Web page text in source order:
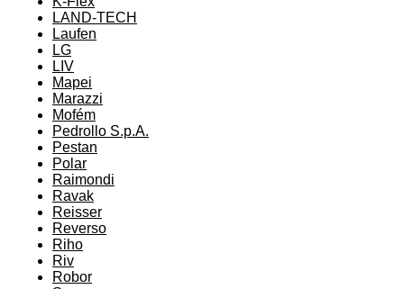
LAND-TECH
Laufen
LG
LIV
Mapei
Marazzi
Mofém
Pedrollo S.p.A.
Pestan
Polar
Raimondi
Ravak
Reisser
Reverso
Riho
Riv
Robor